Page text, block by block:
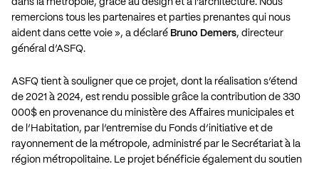
remercions tous les partenaires et parties prenantes qui nous
aident dans cette voie », a déclaré Bruno Demers, directeur
général d’ASFQ.
ASFQ tient à souligner que ce projet, dont la réalisation s’étend
de 2021 à 2024, est rendu possible grâce la contribution de 330
000$ en provenance du ministère des Affaires municipales et
de l’Habitation, par l’entremise du Fonds d’initiative et de
rayonnement de la métropole, administré par le Secrétariat à la
région métropolitaine. Le projet bénéficie également du soutien